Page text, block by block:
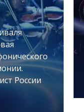
России